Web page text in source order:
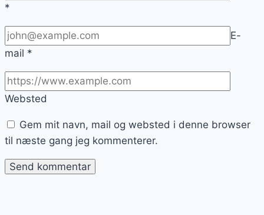
*
E-
mail *
Websted
Gem mit navn, mail og websted i denne browser
til næste gang jeg kommenterer.